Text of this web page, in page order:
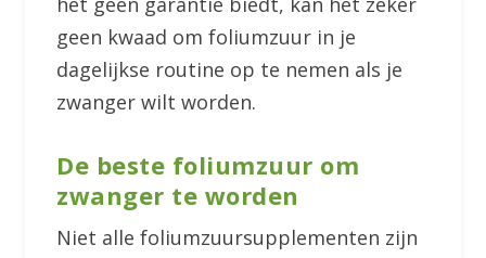
geen kwaad om foliumzuur in je
dagelijkse routine op te nemen als je
zwanger wilt worden.
De beste foliumzuur om
zwanger te worden
Niet alle foliumzuursupplementen zijn